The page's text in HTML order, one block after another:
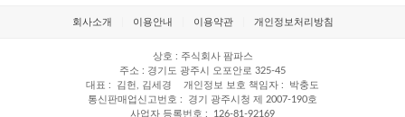
회사소개 이용안내 이용약관 개인정보처리방침
상호
주식회사 팜파스
주소
경기도 광주시 오포안로 325-45
대표
김헌, 김세경 개인정보 보호 책임자
박충도
통신판매업신고번호
경기 광주시청 제 2007-190호
사업자 등록번호
126-81-92169